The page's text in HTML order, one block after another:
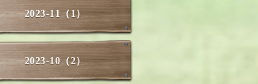
2023-11（1）
2023-10（2）